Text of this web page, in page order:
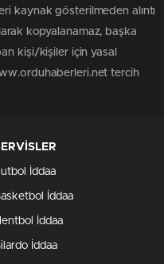
kaynak gösterilmeden alıntı
kopyalanamaz, başka
kişi/kişiler için yasal
tercih
İddaa
İddaa
İddaa
İddaa